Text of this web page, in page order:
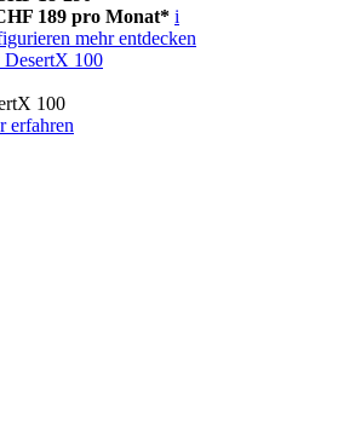
189 pro Monat* i
mehr entdecken
DesertX 100
100
erfahren